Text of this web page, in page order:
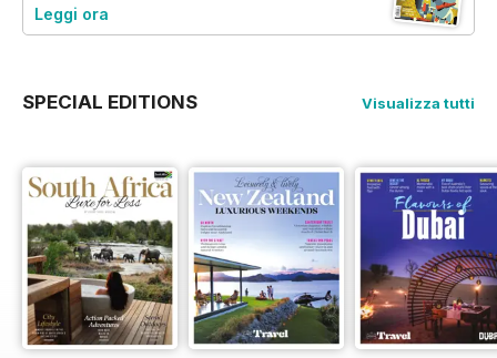
Leggi ora
SPECIAL EDITIONS Visualizza tutti